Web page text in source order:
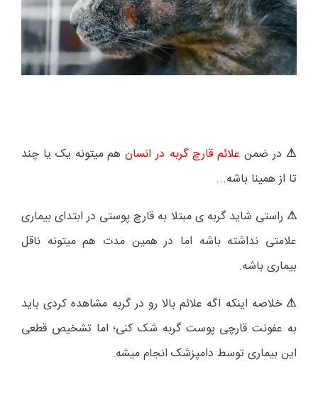
⚠ در ضمن علائم قارچ گربه در انسان هم میتونه یک یا چند
تا از همینا باشه...
⚠ راستی شاید گربه ی مبتلا به قارچ پوستی در ابتدای بیماری
علامتی نداشته باشه اما در همین مدت هم میتونه ناقل
بیماری باشه.
⚠ خلاصه اینکه اگه علائم بالا رو در گربه مشاهده کردی باید
به عفونت قارچی پوست گربه شک کنی؛ اما تشخیص قطعی
این بیماری توسط دامپزشک انجام میشه.